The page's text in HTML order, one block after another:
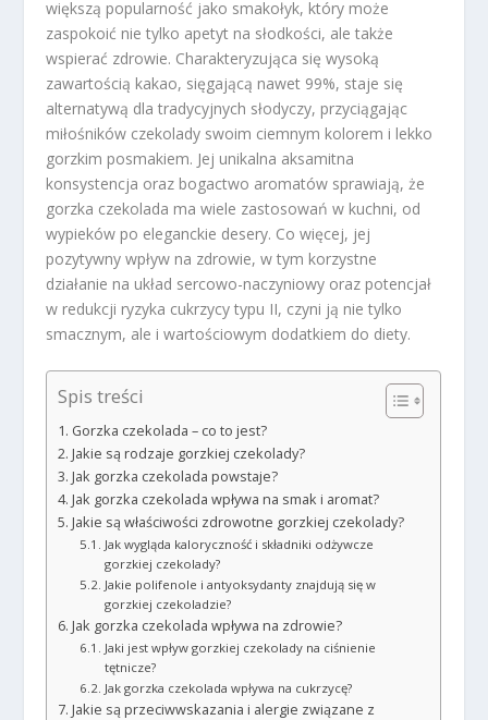
większą popularność jako smakołyk, który może
zaspokoić nie tylko apetyt na słodkości, ale także
wspierać zdrowie. Charakteryzująca się wysoką
zawartością kakao, sięgającą nawet 99%, staje się
alternatywą dla tradycyjnych słodyczy, przyciągając
miłośników czekolady swoim ciemnym kolorem i lekko
gorzkim posmakiem. Jej unikalna aksamitna
konsystencja oraz bogactwo aromatów sprawiają, że
gorzka czekolada ma wiele zastosowań w kuchni, od
wypieków po eleganckie desery. Co więcej, jej
pozytywny wpływ na zdrowie, w tym korzystne
działanie na układ sercowo-naczyniowy oraz potencjał
w redukcji ryzyka cukrzycy typu II, czyni ją nie tylko
smacznym, ale i wartościowym dodatkiem do diety.
Spis treści
Gorzka czekolada – co to jest?
Jakie są rodzaje gorzkiej czekolady?
Jak gorzka czekolada powstaje?
Jak gorzka czekolada wpływa na smak i aromat?
Jakie są właściwości zdrowotne gorzkiej czekolady?
Jak wygląda kaloryczność i składniki odżywcze
gorzkiej czekolady?
Jakie polifenole i antyoksydanty znajdują się w
gorzkiej czekoladzie?
Jak gorzka czekolada wpływa na zdrowie?
Jaki jest wpływ gorzkiej czekolady na ciśnienie
tętnicze?
Jak gorzka czekolada wpływa na cukrzycę?
Jakie są przeciwwskazania i alergie związane z